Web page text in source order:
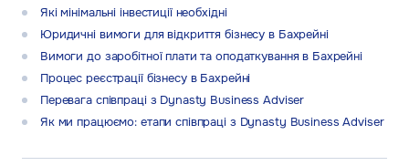
Які мінімальні інвестиції необхідні
Юридичні вимоги для відкриття бізнесу в Бахрейні
Вимоги до заробітної плати та оподаткування в Бахрейні
Процес реєстрації бізнесу в Бахрейні
Перевага співпраці з Dynasty Business Adviser
Як ми працюємо: етапи співпраці з Dynasty Business Adviser